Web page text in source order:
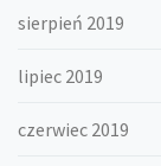
sierpień 2019
lipiec 2019
czerwiec 2019